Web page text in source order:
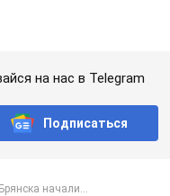
на нас в Telegram
Подписаться
начали...